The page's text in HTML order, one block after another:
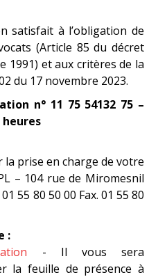
satisfait à l’obligation de
(Article 85 du décret
1991) et aux critères de la
du 17 novembre 2023.
n° 11 75 54132 75 –
la prise en charge de votre
– 104 rue de Miromesnil
55 80 50 00 Fax. 01 55 80
:
- Il vous sera
la feuille de présence à